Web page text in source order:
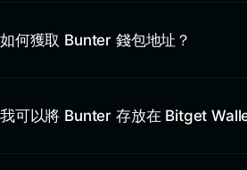
如何獲取 Bunter 錢包地址？
我可以將 Bunter 存放在 Bitget